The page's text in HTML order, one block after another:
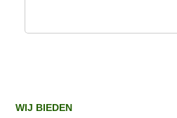
WIJ BIEDEN